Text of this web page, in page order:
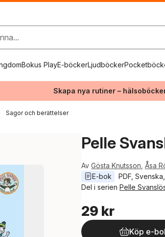
Bokus PlayE-böckerLjudböcker
Skapa nya rutiner –
Sagor och berättelser
Pelle
Av Gösta Knutsson Åsa
E-bok
PDF Svenska
Del i serien Pelle
29 kr
Köp e-